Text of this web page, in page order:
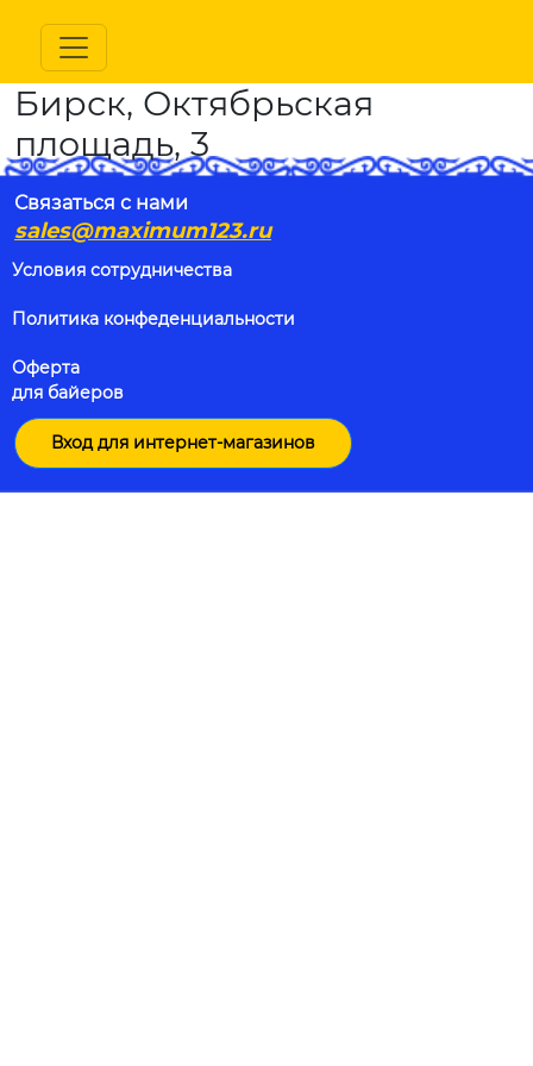
Бирск, Октябрьская
площадь, 3
Связаться с нами
sales@maximum123.ru
Условия сотрудничества
Политика конфеденциальности
Оферта
для байеров
Вход для интернет-магазинов